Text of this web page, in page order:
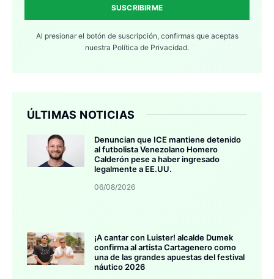
SUSCRIBIRME
Al presionar el botón de suscripción, confirmas que aceptas
nuestra Política de Privacidad.
ÚLTIMAS NOTICIAS
Denuncian que ICE mantiene detenido
al futbolista Venezolano Homero
Calderón pese a haber ingresado
legalmente a EE.UU.
06/08/2026
¡A cantar con Luister! alcalde Dumek
confirma al artista Cartagenero como
una de las grandes apuestas del festival
náutico 2026